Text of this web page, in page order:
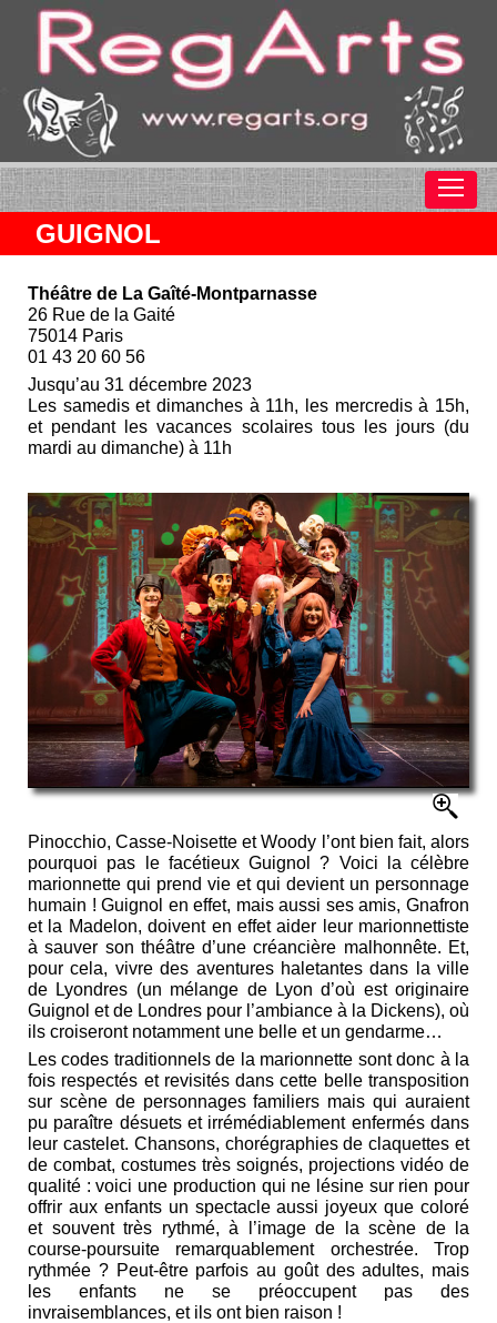
GUIGNOL
Théâtre de La Gaîté-Montparnasse
26 Rue de la Gaité
75014 Paris
01 43 20 60 56
Jusqu’au 31 décembre 2023
Les samedis et dimanches à 11h, les mercredis à 15h,
et pendant les vacances scolaires tous les jours (du
mardi au dimanche) à 11h
Pinocchio, Casse-Noisette et Woody l’ont bien fait, alors
pourquoi pas le facétieux Guignol ? Voici la célèbre
marionnette qui prend vie et qui devient un personnage
humain ! Guignol en effet, mais aussi ses amis, Gnafron
et la Madelon, doivent en effet aider leur marionnettiste
à sauver son théâtre d’une créancière malhonnête. Et,
pour cela, vivre des aventures haletantes dans la ville
de Lyondres (un mélange de Lyon d’où est originaire
Guignol et de Londres pour l’ambiance à la Dickens), où
ils croiseront notamment une belle et un gendarme…
Les codes traditionnels de la marionnette sont donc à la
fois respectés et revisités dans cette belle transposition
sur scène de personnages familiers mais qui auraient
pu paraître désuets et irrémédiablement enfermés dans
leur castelet. Chansons, chorégraphies de claquettes et
de combat, costumes très soignés, projections vidéo de
qualité : voici une production qui ne lésine sur rien pour
offrir aux enfants un spectacle aussi joyeux que coloré
et souvent très rythmé, à l’image de la scène de la
course-poursuite remarquablement orchestrée. Trop
rythmée ? Peut-être parfois au goût des adultes, mais
les enfants ne se préoccupent pas des
invraisemblances, et ils ont bien raison !